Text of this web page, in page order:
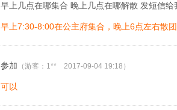
早上几点在哪集合 晚上几点在哪解散 发短信
早上7:30-8:00在公主府集合，晚上6点左右散
参加 （游客：1** 2017-09-04 19:18）
可以